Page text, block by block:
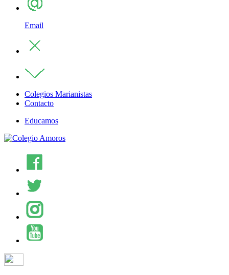
Email
Colegios Marianistas
Contacto
Educamos